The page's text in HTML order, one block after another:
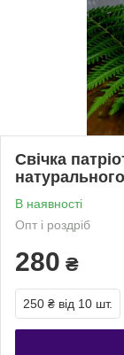
Свічка
В наявності
Опт і роздріб
280 ₴
250 ₴ від 10 шт.